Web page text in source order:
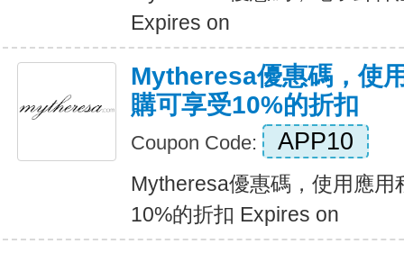
Expires on
Mytheresa優惠碼，使
購可享受10%的折扣
Coupon Code: APP10
Mytheresa優惠碼，使用應用
10%的折扣 Expires on